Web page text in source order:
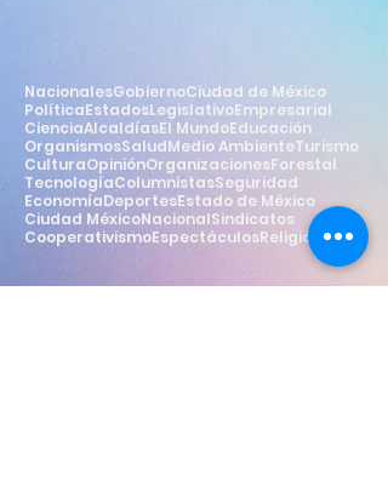
NacionalesGobiernoCiudad de México
PolíticaEstadosLegislativoEmpresarial
CienciaAlcaldíasEl MundoEducación
OrganismosSaludMedio AmbienteTurismo
CulturaOpiniónOrganizacionesForestal
TecnologíaColumnistasSeguridad
EconomíaDeportesEstado de México
Ciudad MéxicoNacionalSindicatos
CooperativismoEspectáculosReligión Estilo